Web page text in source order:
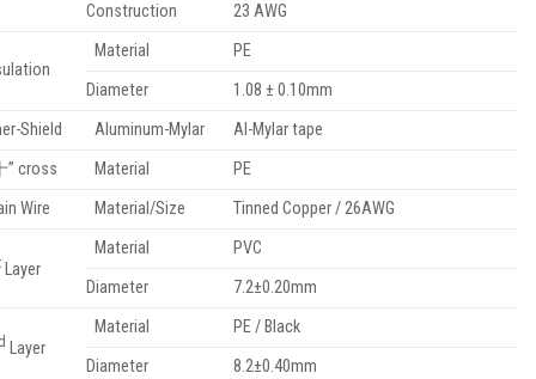
Construction
23 AWG
Material
PE
Diameter
1.08 ± 0.10mm
Shield
Aluminum-Mylar
Al-Mylar tape
” cross
Material
PE
Wire
Material/Size Tinned Copper / 26AWG
Layer
Material
PVC
Diameter
7.2±0.20mm
Layer
Material
PE / Black
Diameter
8.2±0.40mm